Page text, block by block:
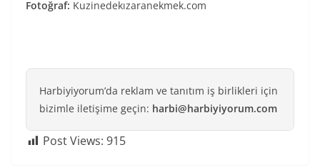
Fotoğraf: Kuzinedekızaranekmek.com
Harbiyiyorum’da reklam ve tanıtım iş birlikleri için
bizimle iletişime geçin: harbi@harbiyiyorum.com
Post Views: 915